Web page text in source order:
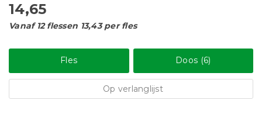
14,65
Vanaf 12 flessen 13,43 per fles
Fles Doos (6)
Op verlanglijst